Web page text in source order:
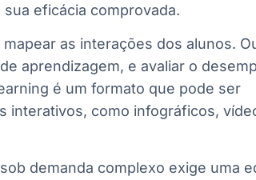
eficácia comprovada.
as interações dos alunos.
aprendizagem, e avaliar o
é um formato que pode ser
interativos, como infográficos,
demanda complexo exige uma